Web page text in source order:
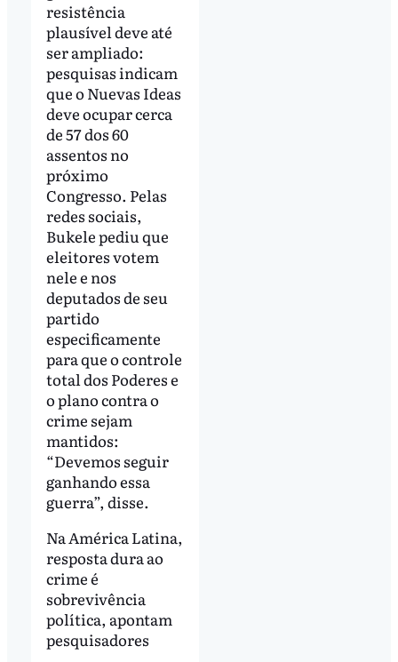
resistência
plausível deve até
ser ampliado:
pesquisas indicam
que o Nuevas Ideas
deve ocupar cerca
de 57 dos 60
assentos no
próximo
Congresso. Pelas
redes sociais,
Bukele pediu que
eleitores votem
nele e nos
deputados de seu
partido
especificamente
para que o controle
total dos Poderes e
o plano contra o
crime sejam
mantidos:
“Devemos seguir
ganhando essa
guerra”, disse.
Na América Latina,
resposta dura ao
crime é
sobrevivência
política, apontam
pesquisadores